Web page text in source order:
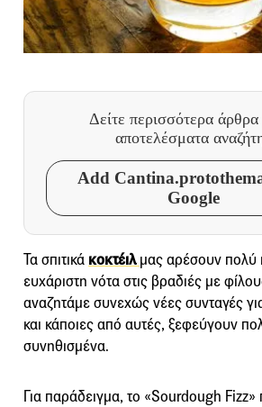
Δείτε περισσότερα
αποτελέσματα
Add
Google
Τα σπιτικά κοκτέιλ μας αρέσουν πολύ
ευχάριστη νότα στις βραδιές με
αναζητάμε συνεχώς νέες συνταγές
και κάποιες από αυτές, ξεφεύγουν
συνηθισμένα.
Για παράδειγμα, το «Sourdough